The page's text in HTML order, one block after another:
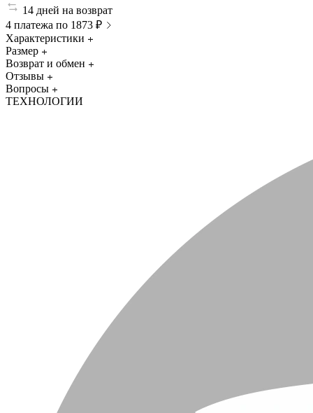
14 дней на возврат
4 платежа по 1873 ₽
Характеристики
Размер
Возврат и обмен
Отзывы
Вопросы
ТЕХНОЛОГИИ